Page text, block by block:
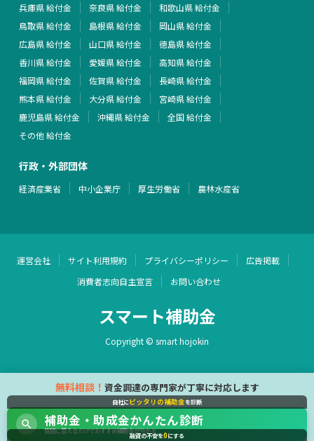
兵庫県 給付金
奈良県 給付金
和歌山県 給付金
鳥取県 給付金
島根県 給付金
岡山県 給付金
広島県 給付金
山口県 給付金
徳島県 給付金
香川県 給付金
愛媛県 給付金
高知県 給付金
福岡県 給付金
佐賀県 給付金
長崎県 給付金
熊本県 給付金
大分県 給付金
宮崎県 給付金
鹿児島県 給付金
沖縄県 給付金
全国 給付金
その他 給付金
行政・外部団体
経済産業省 中小企業庁 厚生労働省 農林水産省
運営会社 サイト利用規約 プライバシーポリシー
広告掲載
消費者志向自主宣言
お問い合わせ
スマート補助金
Copyright © smart hojokin
無料相談！ 資金調達の専門家が丁寧に対応します
自社にピッタリの補助金を診断
補助金・助成金かんたん診断
質問に答えるだけでおすすめ補助金が分かる
融資の不安を0にする